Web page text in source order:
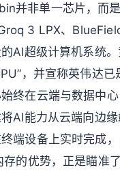
并非单一芯片，而
3 LPX、
AI超级计算机系统
，并宣称英伟达
终在云端与数据中
AI能力从云端向边
端设备上实时完成
的优势，正是瞄准